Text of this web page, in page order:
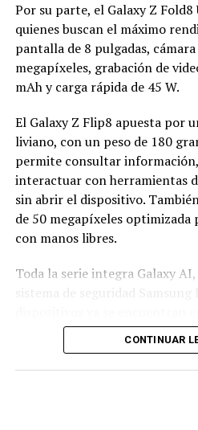
Por su parte, el Galaxy Z
quienes buscan el máximo
pantalla de 8 pulgadas,
megapíxeles, grabación de
mAh y carga rápida de 45 W.
El Galaxy Z Flip8 apuesta por
liviano, con un peso de 180
permite consultar
interactuar con herramientas
sin abrir el dispositivo.
de 50 megapíxeles optimizada
con manos libres.
Toda la serie integra Galaxy
CONTINUAR